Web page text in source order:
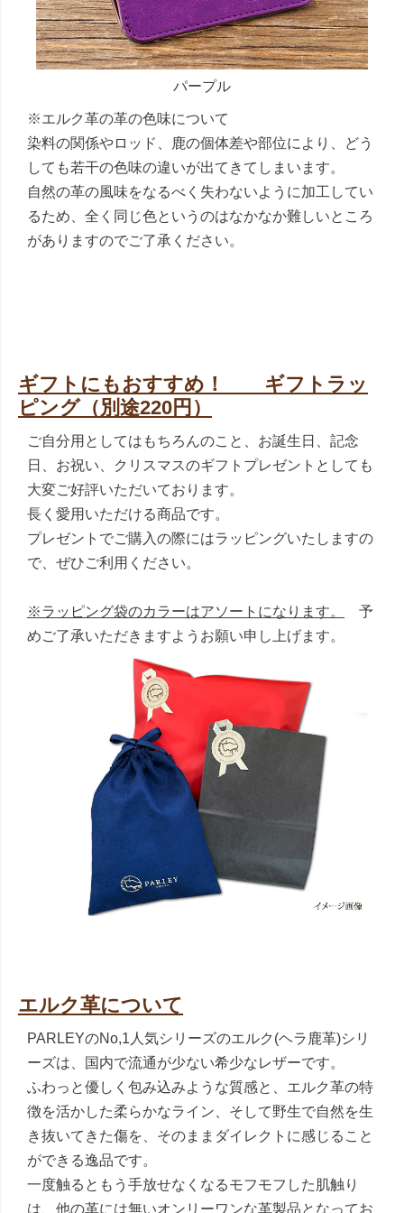
パープル
※エルク革の革の色味について
染料の関係やロッド、鹿の個体差や部位により、どう
しても若干の色味の違いが出てきてしまいます。
自然の革の風味をなるべく失わないように加工してい
るため、全く同じ色というのはなかなか難しいところ
がありますのでご了承ください。
ギフトにもおすすめ！ ギフトラッ
ピング（別途220円）
ご自分用としてはもちろんのこと、お誕生日、記念
日、お祝い、クリスマスのギフトプレゼントとしても
大変ご好評いただいております。
長く愛用いただける商品です。
プレゼントでご購入の際にはラッピングいたしますの
で、ぜひご利用ください。
※ラッピング袋のカラーはアソートになります。
予
めご了承いただきますようお願い申し上げます。
エルク革について
PARLEYのNo,1人気シリーズのエルク(ヘラ鹿革)シリ
ーズは、国内で流通が少ない希少なレザーです。
ふわっと優しく包み込みような質感と、エルク革の特
徴を活かした柔らかなライン、そして野生で自然を生
き抜いてきた傷を、そのままダイレクトに感じること
ができる逸品です。
一度触るともう手放せなくなるモフモフした肌触り
は、他の革には無いオンリーワンな革製品となってお